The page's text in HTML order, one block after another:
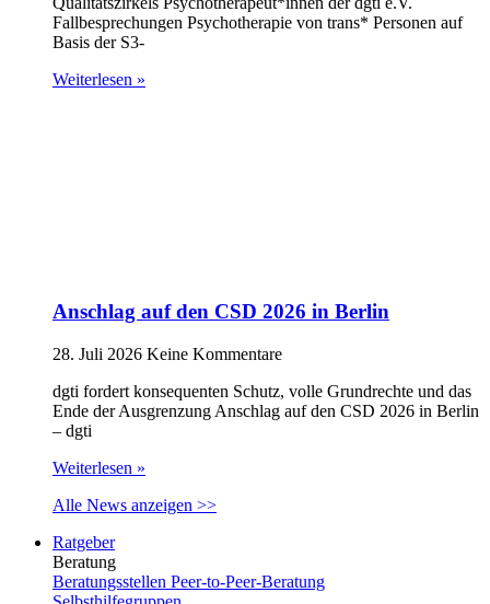
Fallbesprechungen Psychotherapie von trans* Personen auf
Basis der S3-
Weiterlesen »
Anschlag auf den CSD 2026 in Berlin
28. Juli 2026 Keine Kommentare
dgti fordert konsequenten Schutz, volle Grundrechte und das
Ende der Ausgrenzung Anschlag auf den CSD 2026 in Berlin
– dgti
Weiterlesen »
Alle News anzeigen >>
Ratgeber
Beratung
Beratungsstellen Peer-to-Peer-Beratung